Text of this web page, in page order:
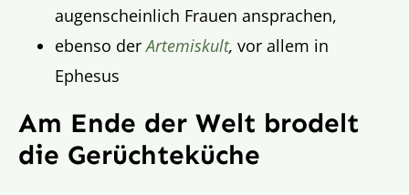
augenscheinlich Frauen ansprachen,
ebenso derArtemiskult, vor allem in
Ephesus
Am Ende der Welt brodelt
die Gerüchteküche